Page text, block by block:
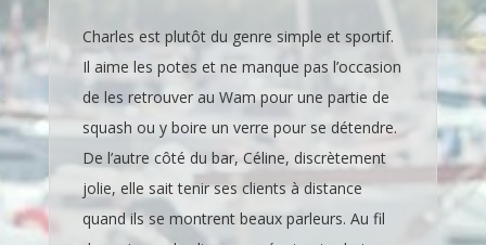
Charles est plutôt du genre simple et sportif.
Il aime les potes et ne manque pas l’occasion
de les retrouver au Wam pour une partie de
squash ou y boire un verre pour se détendre.
De l’autre côté du bar, Céline, discrètement
jolie, elle sait tenir ses clients à distance
quand ils se montrent beaux parleurs. Au fil